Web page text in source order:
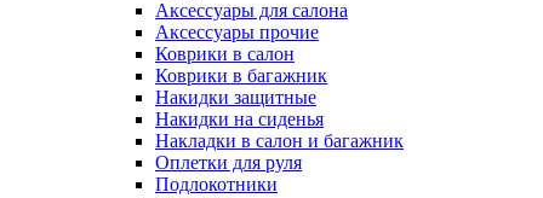
Аксессуары для салона
Аксессуары прочие
Коврики в салон
Коврики в багажник
Накидки защитные
Накидки на сиденья
Накладки в салон и багажник
Оплетки для руля
Подлокотники